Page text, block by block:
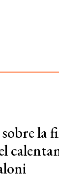
la